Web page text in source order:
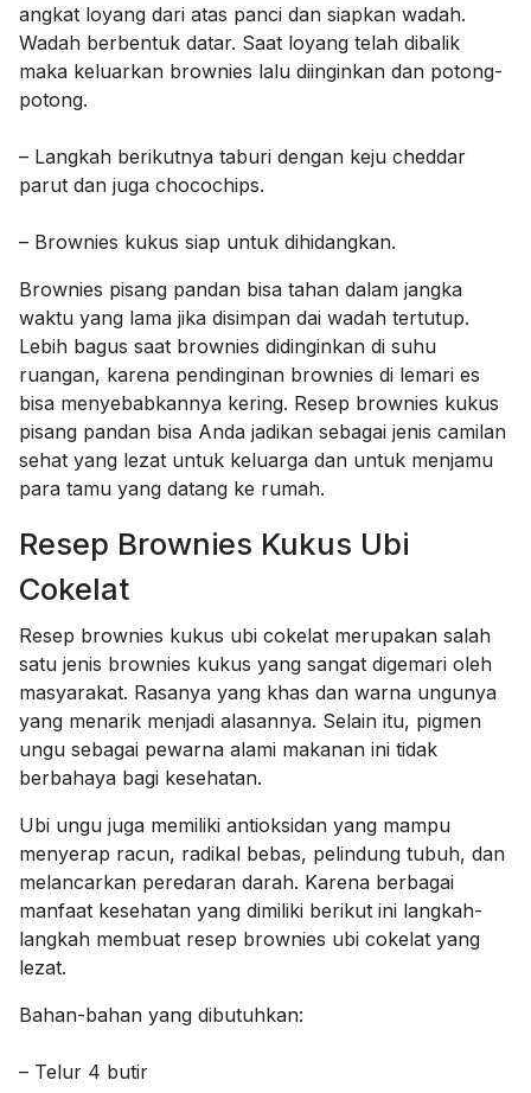
angkat loyang dari atas panci dan siapkan wadah.
Wadah berbentuk datar. Saat loyang telah dibalik
maka keluarkan brownies lalu diinginkan dan potong-
potong.
– Langkah berikutnya taburi dengan keju cheddar
parut dan juga chocochips.
– Brownies kukus siap untuk dihidangkan.
Brownies pisang pandan bisa tahan dalam jangka
waktu yang lama jika disimpan dai wadah tertutup.
Lebih bagus saat brownies didinginkan di suhu
ruangan, karena pendinginan brownies di lemari es
bisa menyebabkannya kering. Resep brownies kukus
pisang pandan bisa Anda jadikan sebagai jenis camilan
sehat yang lezat untuk keluarga dan untuk menjamu
para tamu yang datang ke rumah.
Resep Brownies Kukus Ubi
Cokelat
Resep brownies kukus ubi cokelat merupakan salah
satu jenis brownies kukus yang sangat digemari oleh
masyarakat. Rasanya yang khas dan warna ungunya
yang menarik menjadi alasannya. Selain itu, pigmen
ungu sebagai pewarna alami makanan ini tidak
berbahaya bagi kesehatan.
Ubi ungu juga memiliki antioksidan yang mampu
menyerap racun, radikal bebas, pelindung tubuh, dan
melancarkan peredaran darah. Karena berbagai
manfaat kesehatan yang dimiliki berikut ini langkah-
langkah membuat resep brownies ubi cokelat yang
lezat.
Bahan-bahan yang dibutuhkan:
– Telur 4 butir